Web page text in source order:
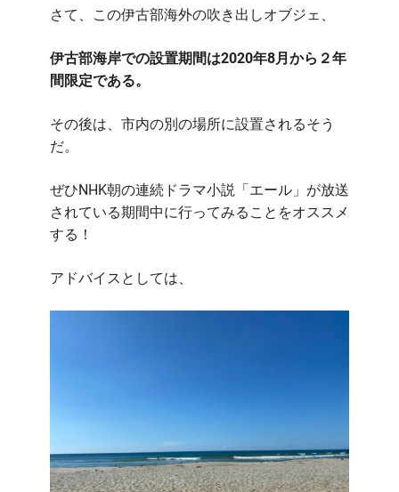
さて、この伊古部海外の吹き出しオブジェ、
伊古部海岸での設置期間は2020年8月から２年
間限定である。
その後は、市内の別の場所に設置されるそう
だ。
ぜひNHK朝の連続ドラマ小説「エール」が放送
されている期間中に行ってみることをオススメ
する！
アドバイスとしては、